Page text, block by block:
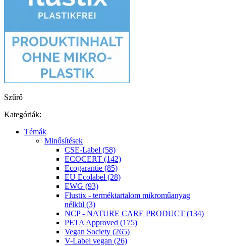
Szűrő
Kategóriák:
Témák
Minősítések
CSE-Label (58)
ECOCERT (142)
Ecogarantie (85)
EU Ecolabel (28)
EWG (93)
Flustix - terméktartalom mikroműanyag
nélkül (3)
NCP - NATURE CARE PRODUCT (134)
PETA Approved (175)
Vegan Society (265)
V-Label vegan (26)